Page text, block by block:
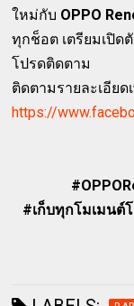
ใหม่กับ OPPO
ทุกช็อต เตรียมเปิด
โปรดติดตาม
ติดตามรายละเอียด
https://
#เก็บทุกโมเมนต์